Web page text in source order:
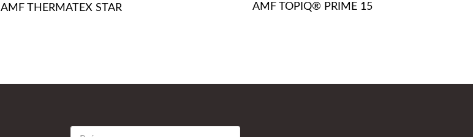
AMF THERMATEX STAR AMF TOPIQ® PRIME 15
P